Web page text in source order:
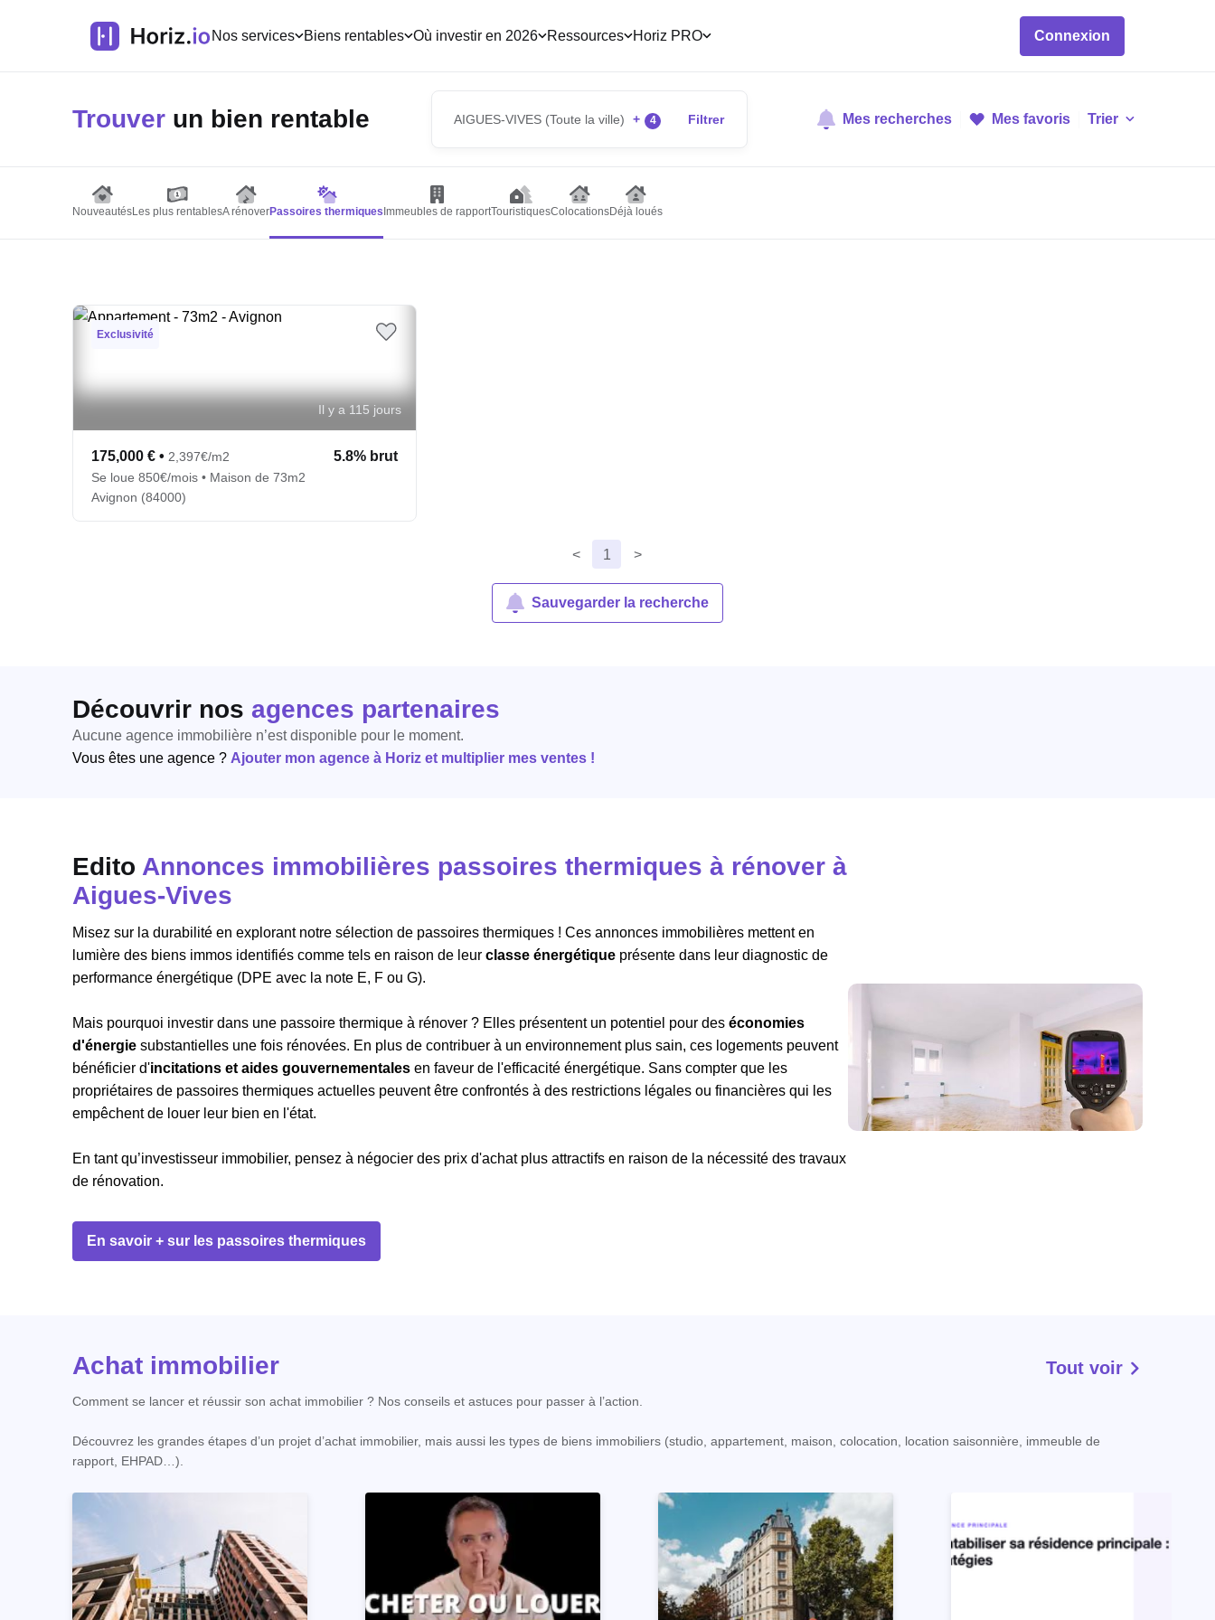
Nos services Biens rentables Où investir en 2026 Ressources Horiz PRO Connexion
Trouver un bien rentable AIGUES-VIVES (Toute la ville) + 4 Filtrer Mes recherches Mes favoris Trier
NouveautésLes plus rentablesA rénoverPassoires thermiques Immeubles de rapportTouristiquesColocationsDéjà loués
Exclusivité
Il y a 115 jours
175,000 € • 2,397€/m2 5.8% brut
Se loue 850€/mois • Maison de 73m2
Avignon (84000)
< 1 >
Sauvegarder la recherche
Découvrir nos agences partenaires
Aucune agence immobilière n’est disponible pour le moment.
Vous êtes une agence ? Ajouter mon agence à Horiz et multiplier mes ventes !
Edito Annonces immobilières passoires thermiques à rénover à
Aigues-Vives
Misez sur la durabilité en explorant notre sélection de passoires thermiques ! Ces annonces immobilières mettent en
lumière des biens immos identifiés comme tels en raison de leur classe énergétique présente dans leur diagnostic de
performance énergétique (DPE avec la note E, F ou G).
Mais pourquoi investir dans une passoire thermique à rénover ? Elles présentent un potentiel pour des économies
d'énergie substantielles une fois rénovées. En plus de contribuer à un environnement plus sain, ces logements peuvent
bénéficier d'incitations et aides gouvernementales en faveur de l'efficacité énergétique. Sans compter que les
propriétaires de passoires thermiques actuelles peuvent être confrontés à des restrictions légales ou financières qui les
empêchent de louer leur bien en l'état.
En tant qu’investisseur immobilier, pensez à négocier des prix d'achat plus attractifs en raison de la nécessité des travaux
de rénovation.
En savoir + sur les passoires thermiques
Achat immobilier Tout voir
Comment se lancer et réussir son achat immobilier ? Nos conseils et astuces pour passer à l’action.
Découvrez les grandes étapes d’un projet d’achat immobilier, mais aussi les types de biens immobiliers (studio, appartement, maison, colocation, location saisonnière, immeuble de
rapport, EHPAD…).